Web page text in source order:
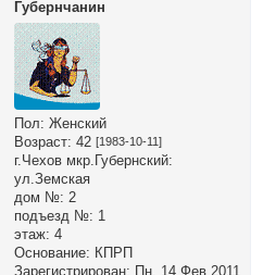
Губернчанин
Пол: Женский
Возраст: 42 [1983-10-11]
г.Чехов мкр.Губернский:
ул.Земская
дом №: 2
подъезд №: 1
этаж: 4
Основание: КПРП
Зарегистрирован: Пн, 14 Фев 2011